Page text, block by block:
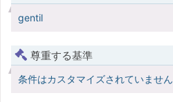
gentil
尊重する基準
条件はカスタマイズされていません